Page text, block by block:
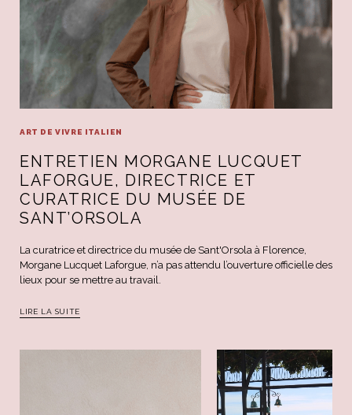
ART DE VIVRE ITALIEN
ENTRETIEN MORGANE LUCQUET
LAFORGUE, DIRECTRICE ET
CURATRICE DU MUSÉE DE
SANT’ORSOLA
La curatrice et directrice du musée de Sant'Orsola à Florence,
Morgane Lucquet Laforgue, n’a pas attendu l’ouverture officielle des
lieux pour se mettre au travail.
LIRE LA SUITE